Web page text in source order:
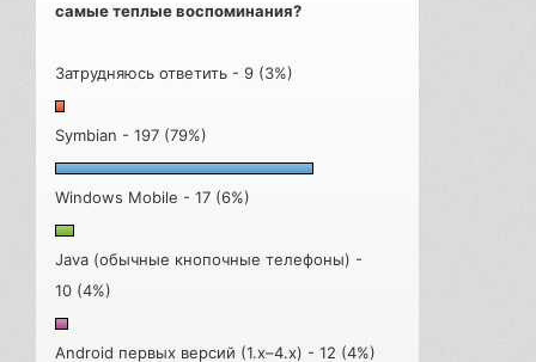
самые теплые воспоминания?
Затрудняюсь ответить - 9 (3%)
Symbian - 197 (79%)
Windows Mobile - 17 (6%)
Java (обычные кнопочные телефоны) -
10 (4%)
Android первых версий (1.x–4.x) - 12 (4%)